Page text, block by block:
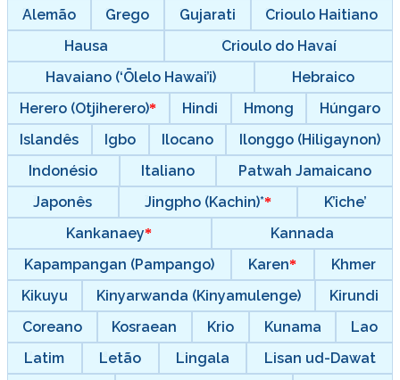
Alemão
Grego Gujarati
Crioulo Haitiano
Hausa
Crioulo do Havaí
Havaiano (‘Ōlelo Hawai’i)
Hebraico
Herero (Otjiherero)
Hindi Hmong
Húngaro
Islandês
Igbo Ilocano
Ilonggo (Hiligaynon)
Indonésio
Italiano
Patwah Jamaicano
Japonês
Jingpho (Kachin)*
K’iche’
Kankanaey
Kannada
Kapampangan (Pampango)
Karen
Khmer
Kikuyu
Kinyarwanda (Kinyamulenge)
Kirundi
Coreano
Kosraean Krio Kunama
Lao
Latim
Letão Lingala
Lisan ud-Dawat